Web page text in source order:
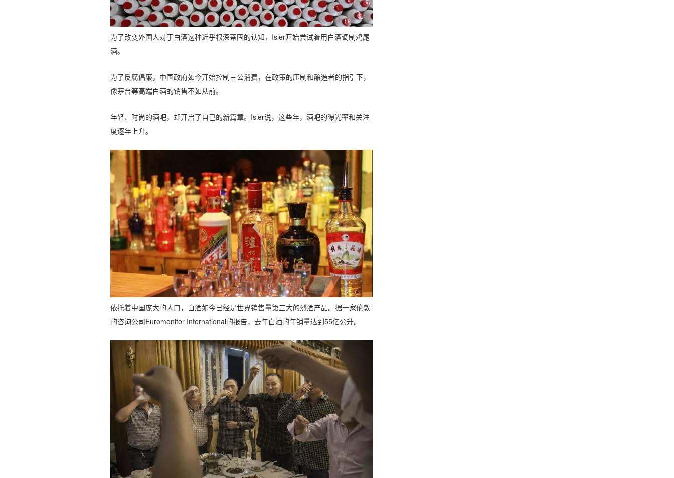
为了改变外国人对于白酒这种近乎根深蒂固的认知，Isler开始尝试着用白酒调制鸡尾
酒。
为了反腐倡廉，中国政府如今开始控制三公消费，在政策的压制和酿造者的指引下，
像茅台等高端白酒的销售不如从前。
年轻、时尚的酒吧，却开启了自己的新篇章。Isler说，这些年，酒吧的曝光率和关注
度逐年上升。
依托着中国庞大的人口，白酒如今已经是世界销售量第三大的烈酒产品。据一家伦敦
的咨询公司Euromonitor International的报告，去年白酒的年销量达到55亿公升。